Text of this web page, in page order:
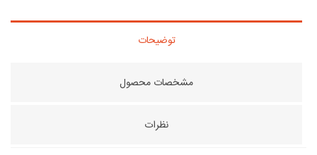
توضیحات
مشخصات محصول
نظرات